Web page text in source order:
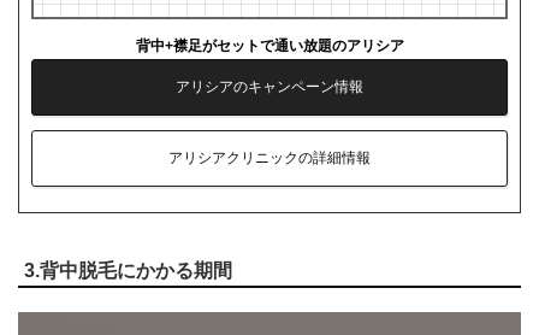
背中+襟足がセットで通い放題のアリシア
アリシアのキャンペーン情報
アリシアクリニックの詳細情報
3.背中脱毛にかかる期間